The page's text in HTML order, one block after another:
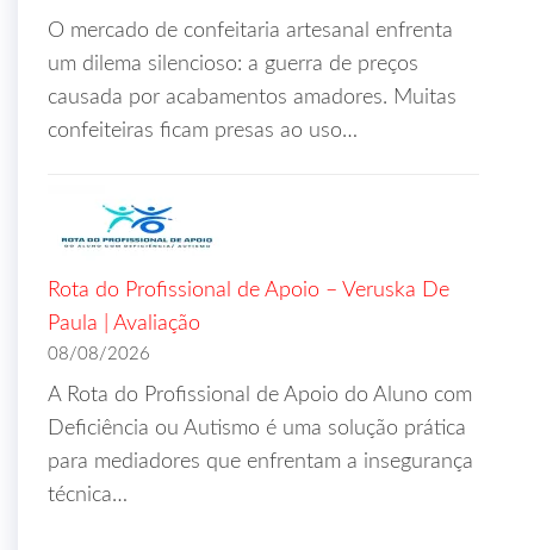
O mercado de confeitaria artesanal enfrenta
um dilema silencioso: a guerra de preços
causada por acabamentos amadores. Muitas
confeiteiras ficam presas ao uso…
Rota do Profissional de Apoio – Veruska De
Paula | Avaliação
08/08/2026
A Rota do Profissional de Apoio do Aluno com
Deficiência ou Autismo é uma solução prática
para mediadores que enfrentam a insegurança
técnica…